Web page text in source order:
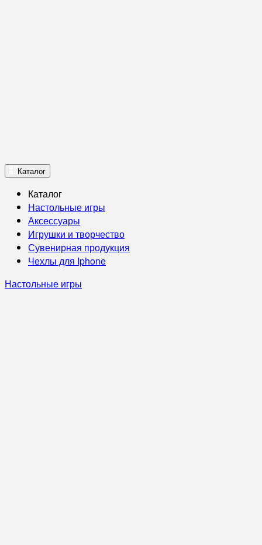
Каталог
Каталог
Настольные игры
Аксессуары
Игрушки и творчество
Сувенирная продукция
Чехлы для Iphone
Настольные игры